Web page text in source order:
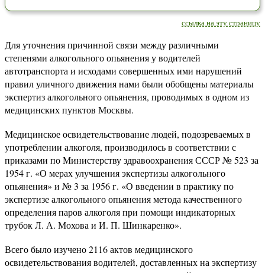
ссылка на эту страницу
Для уточнения причинной связи между различными
степенями алкогольного опьянения у водителей
автотранспорта и исходами совершенных ими нарушений
правил уличного движения нами были обобщены материалы
экспертиз алкогольного опьянения, проводимых в одном из
медицинских пунктов Москвы.
Медицинское освидетельствование людей, подозреваемых в
употреблении алкоголя, производилось в соответствии с
приказами по Министерству здравоохранения СССР № 523 за
1954 г. «О мерах улучшения экспертизы алкогольного
опьянения» и № 3 за 1956 г. «О введении в практику по
экспертизе алкогольного опьянения метода качественного
определения паров алкоголя при помощи индикаторных
трубок Л. А. Мохова и И. П. Шинкаренко».
Всего было изучено 2116 актов медицинского
освидетельствования водителей, доставленных на экспертизу